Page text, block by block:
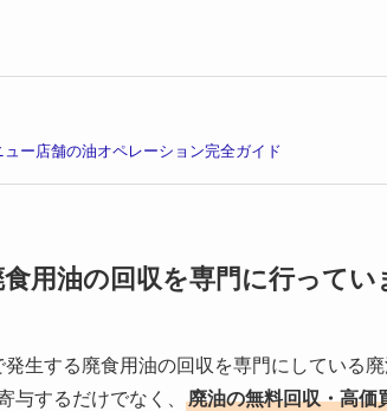
ー店舗の油オペレーション完全ガイド
用油の回収を専門に行ってい
生する廃食用油の回収を専門にしている廃
与するだけでなく、
廃油の無料回収・高価